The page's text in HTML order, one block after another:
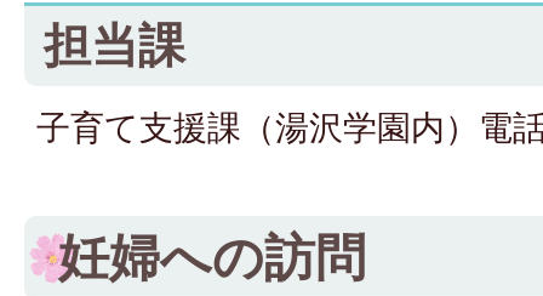
担当課
子育て支援課（湯沢学園内）電
妊婦への訪問